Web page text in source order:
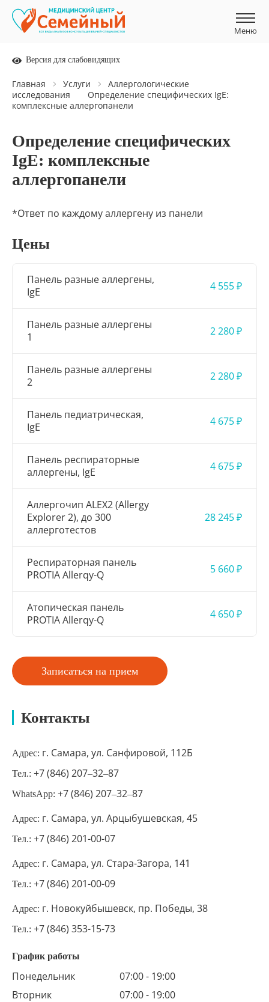
Меню
Меню
Версия для слабовидящих
Главная Услуги
Аллергологические
исследования
Определение специфических IgE:
комплексные аллергопанели
Определение специфических
IgE: комплексные
аллергопанели
*Ответ по каждому аллергену из панели
Цены
Панель разные аллергены,
IgE
4 555 ₽
Панель разные аллергены
1
2 280 ₽
Панель разные аллергены
2
2 280 ₽
Панель педиатрическая,
IgE
4 675 ₽
Панель респираторные
аллергены, IgE
4 675 ₽
Аллергочип ALEX2 (Allergy
Explorer 2), до 300
аллерготестов
28 245 ₽
Респираторная панель
PROTIA Allerqy-Q
5 660 ₽
Атопическая панель
PROTIA Allerqy-Q
4 650 ₽
Записаться на прием
Контакты
Адрес: г. Самара, ул. Санфировой, 112Б
Тел.: +7 (846) 207‒32‒87
WhatsApp: +7 (846) 207‒32‒87
Адрес: г. Самара, ул. Арцыбушевская, 45
Тел.: +7 (846) 201-00-07
Адрес: г. Самара, ул. Стара-Загора, 141
Тел.: +7 (846) 201-00-09
Адрес: г. Новокуйбышевск, пр. Победы, 38
Тел.: +7 (846) 353-15-73
График работы
Понедельник
07:00 - 19:00
Вторник
07:00 - 19:00